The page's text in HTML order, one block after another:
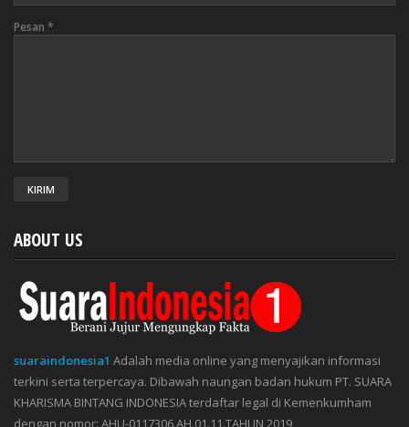
Pesan *
ABOUT US
suaraindonesia1 Adalah media online yang menyajikan informasi
terkini serta terpercaya. Dibawah naungan badan hukum PT. SUARA
KHARISMA BINTANG INDONESIA terdaftar legal di Kemenkumham